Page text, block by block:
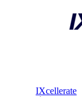
IXcellerate